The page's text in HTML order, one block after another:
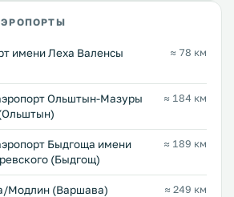
имени Леха Валенсы
≈ 78 км
Ольштын-Мазуры
≈ 184 км
Быдгоща имени
(Быдгощ)
≈ 189 км
Модлин (Варшава) ≈ 249 км